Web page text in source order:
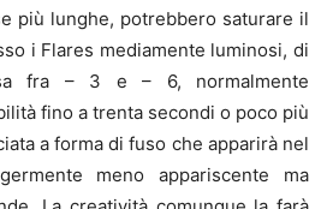
più lunghe, potrebbero saturare il
i Flares mediamente luminosi, di
fra – 3 e – 6, normalmente
fino a trenta secondi o poco più
a forma di fuso che apparirà nel
meno appariscente ma